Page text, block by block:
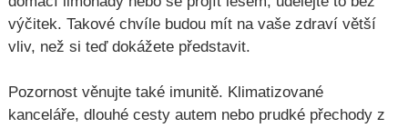
výčitek. Takové chvíle budou mít na vaše zdraví větší
vliv, než si teď dokážete představit.
Pozornost věnujte také imunitě. Klimatizované
kanceláře, dlouhé cesty autem nebo prudké přechody z